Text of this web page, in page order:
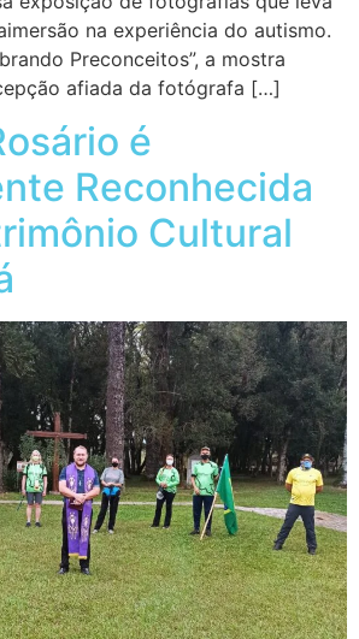
na experiência do autismo.
Preconceitos”, a mostra
afiada da fotógrafa […]
é
Reconhecida
Cultural